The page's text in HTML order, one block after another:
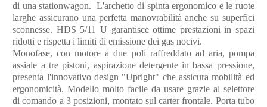
di una stationwagon. L'archetto di spinta ergonomico e le ruote
larghe assicurano una perfetta manovrabilità anche su superfici
sconnesse. HDS 5/11 U garantisce ottime prestazioni in spazi
ridotti e rispetta i limiti di emissione dei gas nocivi.
Monofase, con motore a due poli raffreddato ad aria, pompa
assiale a tre pistoni, aspirazione detergente in bassa pressione,
presenta l'innovativo design "Upright" che assicura mobilità ed
ergonomicità. Modello molto facile da usare grazie al selettore
di comando a 3 posizioni, montato sul carter frontale. Porta tubo